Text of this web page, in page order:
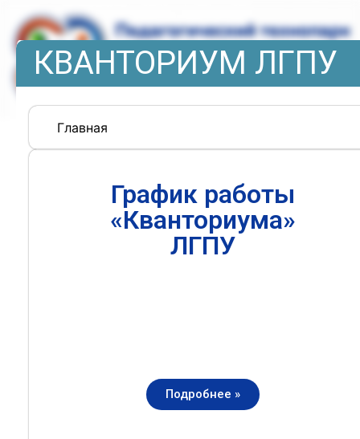
КВАНТОРИУМ ЛГПУ
Главная
График работы
«Кванториума»
ЛГПУ
Подробнее »